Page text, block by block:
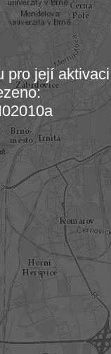
mapu…
pro její aktivaci